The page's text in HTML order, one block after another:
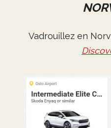
Vadrouillez en